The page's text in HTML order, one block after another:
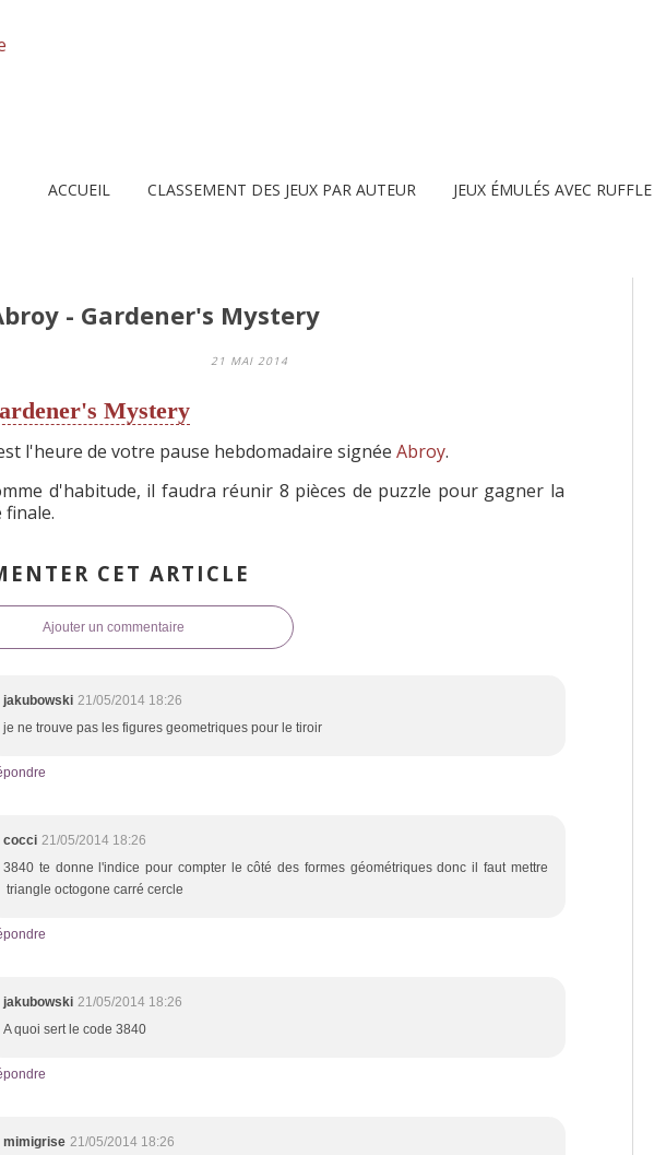
ACCUEIL CLASSEMENT DES JEUX PAR AUTEUR JEUX ÉMULÉS AVEC RUFFLE
- Gardener's Mystery
21 MAI 2014
Mystery
l'heure de votre pause hebdomadaire signée Abroy.
d'habitude, il faudra réunir 8 pièces de puzzle pour gagner la
finale.
CET ARTICLE
Ajouter un commentaire
jakubowski 21/05/2014 18:26
je ne trouve pas les figures geometriques pour le tiroir
cocci 21/05/2014 18:26
3840 te donne l'indice pour compter le côté des formes géométriques donc il faut mettre
triangle octogone carré cercle
jakubowski 21/05/2014 18:26
A quoi sert le code 3840
mimigrise 21/05/2014 18:26